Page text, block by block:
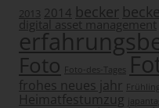
2013 2014 becker
digital asset management
Foto Foto-des-Tages
frohes neues jahr Frühling
Heimatfestumzug